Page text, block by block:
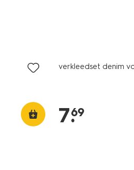
verkleedset denim
7.
69